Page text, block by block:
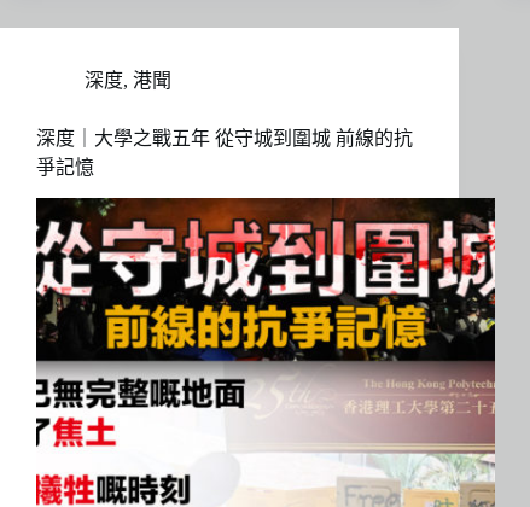
深度, 港聞
深度｜大學之戰五年 從守城到圍城 前線的抗
爭記憶